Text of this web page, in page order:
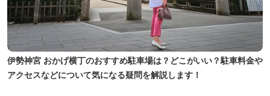
伊勢神宮 おかげ横丁のおすすめ駐車場は？どこがいい？駐車料金や
アクセスなどについて気になる疑問を解説します！